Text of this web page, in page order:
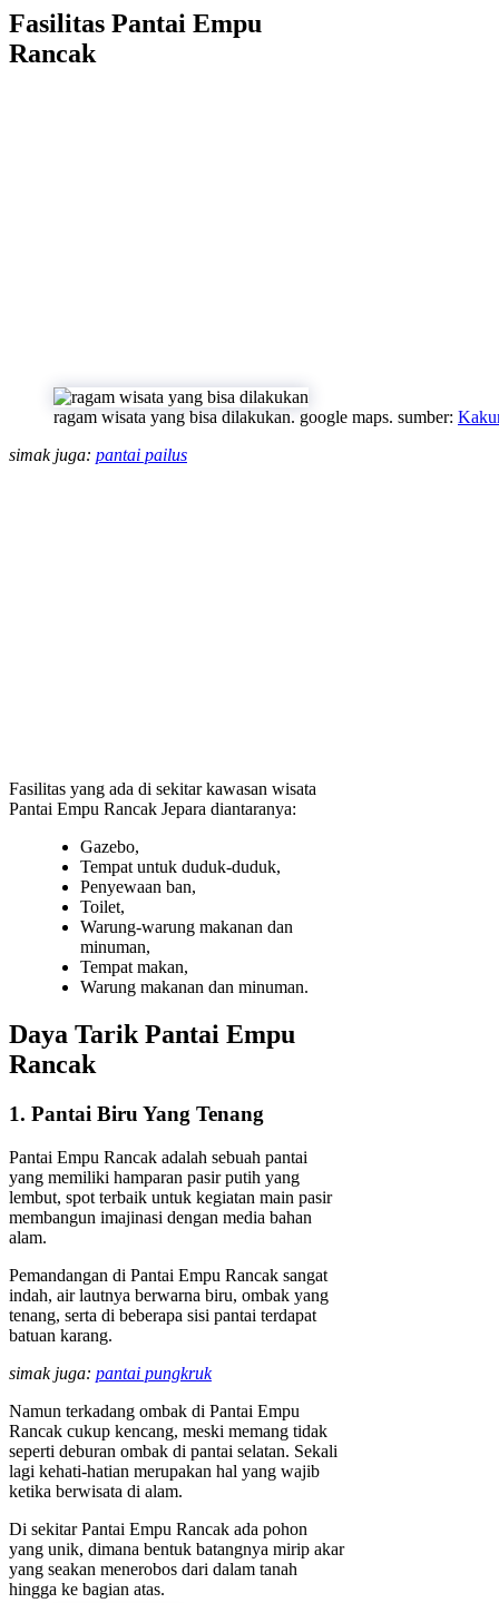
Fasilitas Pantai Empu
Rancak
ragam wisata yang bisa dilakukan. google maps. sumber:
simak juga: pantai pailus
Fasilitas yang ada di sekitar kawasan wisata
Pantai Empu Rancak Jepara diantaranya:
Gazebo,
Tempat untuk duduk-duduk,
Penyewaan ban,
Toilet,
Warung-warung makanan dan
minuman,
Tempat makan,
Warung makanan dan minuman.
Daya Tarik Pantai Empu
Rancak
1. Pantai Biru Yang Tenang
Pantai Empu Rancak adalah sebuah pantai
yang memiliki hamparan pasir putih yang
lembut, spot terbaik untuk kegiatan main pasir
membangun imajinasi dengan media bahan
alam.
Pemandangan di Pantai Empu Rancak sangat
indah, air lautnya berwarna biru, ombak yang
tenang, serta di beberapa sisi pantai terdapat
batuan karang.
simak juga: pantai pungkruk
Namun terkadang ombak di Pantai Empu
Rancak cukup kencang, meski memang tidak
seperti deburan ombak di pantai selatan. Sekali
lagi kehati-hatian merupakan hal yang wajib
ketika berwisata di alam.
Di sekitar Pantai Empu Rancak ada pohon
yang unik, dimana bentuk batangnya mirip akar
yang seakan menerobos dari dalam tanah
hingga ke bagian atas.